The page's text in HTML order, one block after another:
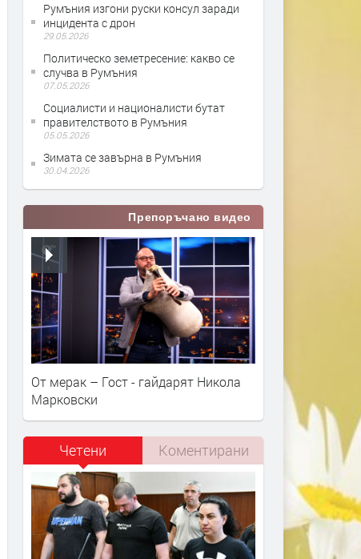
Румъния изгони руски консул заради
инцидента с дрон
29.05.2026
Политическо земетресение: какво се
случва в Румъния
07.05.2026
Социалисти и националисти бутат
правителството в Румъния
05.05.2026
Зимата се завърна в Румъния
30.04.2026
Препоръчано видео
От мерак – Гост - гайдарят Никола
Марковски
Четени Коментирани